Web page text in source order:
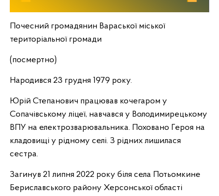
Почесний громадянин Вараської міської
територіальної громади
(посмертно)
Народився 23 грудня 1979 року.
Юрій Степанович працював кочегаром у
Сопачівському ліцеї, навчався у Володимирецькому
ВПУ на електрозварювальника. Поховано Героя на
кладовищі у рідному селі. З рідних лишилася
сестра.
Загинув 21 липня 2022 року біля села Потьомкине
Бериславського району Херсонської області